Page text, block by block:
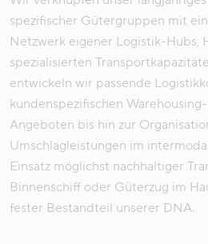
spezifischer Gütergruppen mit
Netzwerk eigener Logistik-Hubs,
spezialisierten
entwickeln wir passende
kundenspezifischen
Angeboten bis hin zur
Umschlagleistungen im
Einsatz möglichst nachhaltiger
Binnenschiff oder Güterzug im
fester Bestandteil unserer DNA.